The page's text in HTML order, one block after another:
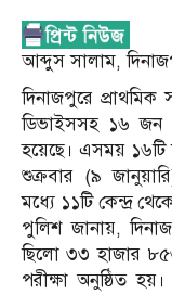
আব্দুস সালাম,
দিনাজপুরে প্রাথমিক
ডিভাইসসহ ১৬ জন
হয়েছে। এসময় ১৬টি
শুক্রবার (৯
মধ্যে ১১টি কেন্দ্র
পুলিশ জানায়,
ছিলো ৩৩ হাজার
পরীক্ষা অনুষ্ঠিত